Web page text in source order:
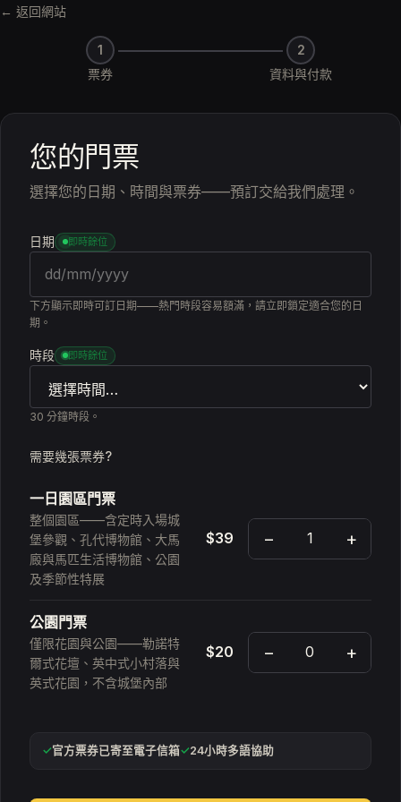
← 返回網站
1
票券
2
資料與付款
您的門票
選擇您的日期、時間與票券——預訂交給我們處理。
日期 即時餘位
下方顯示即時可訂日期——熱門時段容易額滿，請立即鎖定適合您的日
期。
時段 即時餘位
30 分鐘時段。
需要幾張票券?
一日園區門票
整個園區——含定時入場城
堡參觀、孔代博物館、大馬
廄與馬匹生活博物館、公園
及季節性特展
$39 − +
公園門票
僅限花園與公園——勒諾特
爾式花壇、英中式小村落與
英式花園，不含城堡內部
$20 − +
✓官方票券已寄至電子信箱✓24小時多語協助